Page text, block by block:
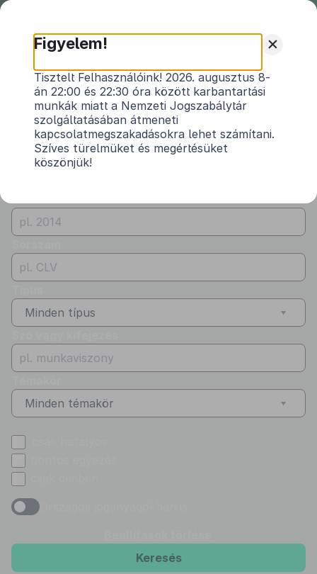
Önkormányzati
rendeletek
Önkormányzati rendeletek
Vármegye
Somogy
Kibocsátó
Juta Község Önkormányzata
Minden típus
Minden témakör
Keresés
+
Figyelem!
Tisztelt Felhasználóink! 2026. augusztus 8-
án 22:00 és 22:30 óra között karbantartási
munkák miatt a Nemzeti Jogszabálytár
szolgáltatásában átmeneti
kapcsolatmegszakadásokra lehet számítani.
Szíves türelmüket és megértésüket
köszönjük!